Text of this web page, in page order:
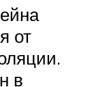
от
в